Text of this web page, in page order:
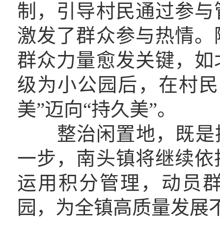
制，引导村民通过参
激发了群众参与热情
群众力量愈发关键，
级为小公园后，在村
美”迈向“持久美”。
整治闲置地，既是
一步，南头镇将继续
运用积分管理，动员
园，为全镇高质量发展